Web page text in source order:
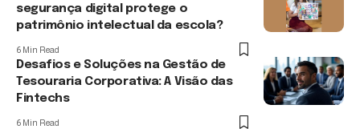
segurança digital protege o
patrimônio intelectual da escola?
6 Min Read
Desafios e Soluções na Gestão de
Tesouraria Corporativa: A Visão das
Fintechs
6 Min Read